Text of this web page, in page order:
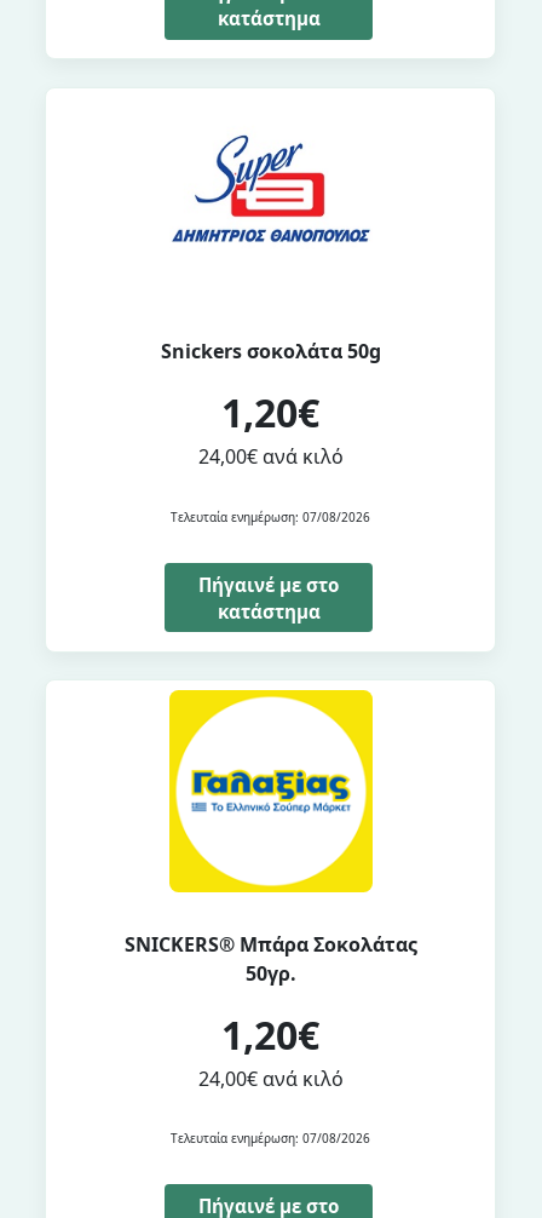
κατάστημα
Snickers σοκολάτα 50g
1,20€
24,00€ ανά κιλό
Τελευταία ενημέρωση: 07/08/2026
Πήγαινέ με στο
κατάστημα
SNICKERS® Μπάρα Σοκολάτας
50γρ.
1,20€
24,00€ ανά κιλό
Τελευταία ενημέρωση: 07/08/2026
Πήγαινέ με στο